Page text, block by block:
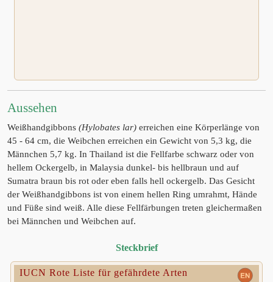
Aussehen
Weißhandgibbons (Hylobates lar) erreichen eine Körperlänge von
45 - 64 cm, die Weibchen erreichen ein Gewicht von 5,3 kg, die
Männchen 5,7 kg. In Thailand ist die Fellfarbe schwarz oder von
hellem Ockergelb, in Malaysia dunkel- bis hellbraun und auf
Sumatra braun bis rot oder eben falls hell ockergelb. Das Gesicht
der Weißhandgibbons ist von einem hellen Ring umrahmt, Hände
und Füße sind weiß. Alle diese Fellfärbungen treten gleichermaßen
bei Männchen und Weibchen auf.
Steckbrief
IUCN Rote Liste für gefährdete Arten